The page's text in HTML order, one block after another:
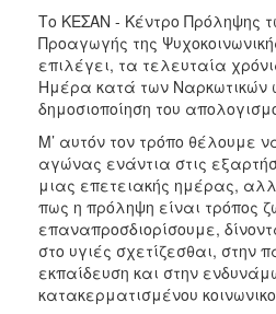
Το ΚΕΣΑΝ - Κέντρο Πρόληψης
Προαγωγής της
επιλέγει, τα τελευταία
Ημέρα κατά των Ναρκωτικών
δημοσιοποίηση του
Μ’ αυτόν τον τρόπο θέλουμε
αγώνας ενάντια στις
μιας επετειακής ημέρας,
πως η πρόληψη είναι τρόπος
επαναπροσδιορίσουμε,
στο υγιές σχετίζεσθαι, στην
εκπαίδευση και στην
κατακερματισμένου